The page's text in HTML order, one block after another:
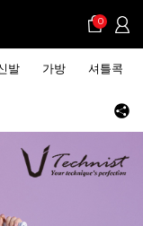
0
발 가방 셔틀콕